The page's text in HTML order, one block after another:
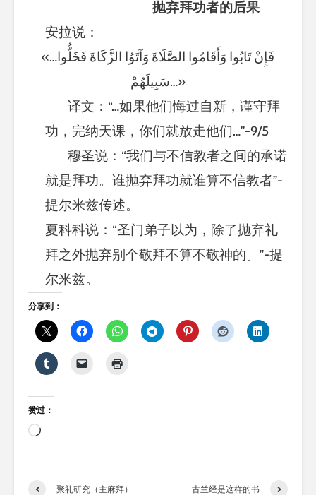
抛弃拜功者的后果
安拉说：
«…فَإِنْ تَابُوا وَأَقَامُوا الصَّلَاةَ وَآتَوُا الزَّكَاةَ فَخَلُّوا
سَبِيلَهُمْ…»
译文：“…如果他们悔过自新，谨守拜
功，完纳天课，你们就放走他们…”-9/5
穆圣说：“我们与不信教者之间的承诺
就是拜功。谁抛弃拜功就谁算不信教者”-
提尔米兹传述。
夏科科说：“圣门弟子以为，除了抛弃礼
拜之外抛弃别个敬拜不算不敬神的。”-提
尔米兹。
分享到：
赞过：
正
载…聚礼研究（主麻拜） 古兰经是这样的书